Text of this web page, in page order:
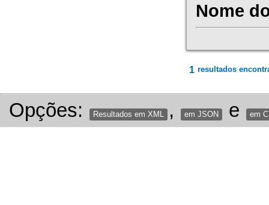
Nome
1 resultados
Opções: Resultados em XML , em JSON e em